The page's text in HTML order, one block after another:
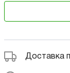
Доставка